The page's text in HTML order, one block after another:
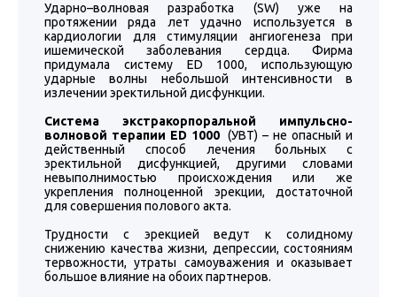
Ударно–волновая разработка (SW) уже на
протяжении ряда лет удачно используется в
кардиологии для стимуляции ангиогенеза при
ишемической заболевания сердца. Фирма
придумала систему ED 1000, использующую
ударные волны небольшой интенсивности в
излечении эректильной дисфункции.
Система экстракорпоральной импульсно-
волновой терапии ED 1000 (УВТ) – не опасный и
действенный способ лечения больных с
эректильной дисфункцией, другими словами
невыполнимостью происхождения или же
укрепления полноценной эрекции, достаточной
для совершения полового акта.
Трудности с эрекцией ведут к солидному
снижению качества жизни, депрессии, состояниям
тервожности, утраты самоуважения и оказывает
большое влияние на обоих партнеров.